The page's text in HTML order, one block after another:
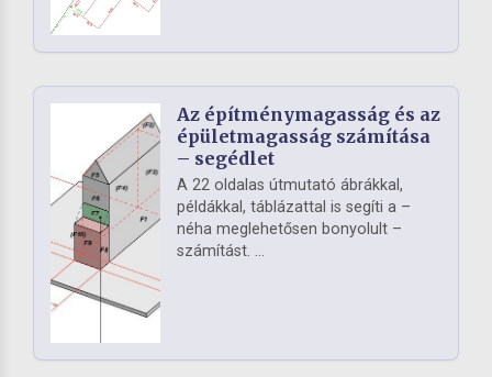
Az építménymagasság és az
épületmagasság számítása
– segédlet
A 22 oldalas útmutató ábrákkal,
példákkal, táblázattal is segíti a –
néha meglehetősen bonyolult –
számítást. ...